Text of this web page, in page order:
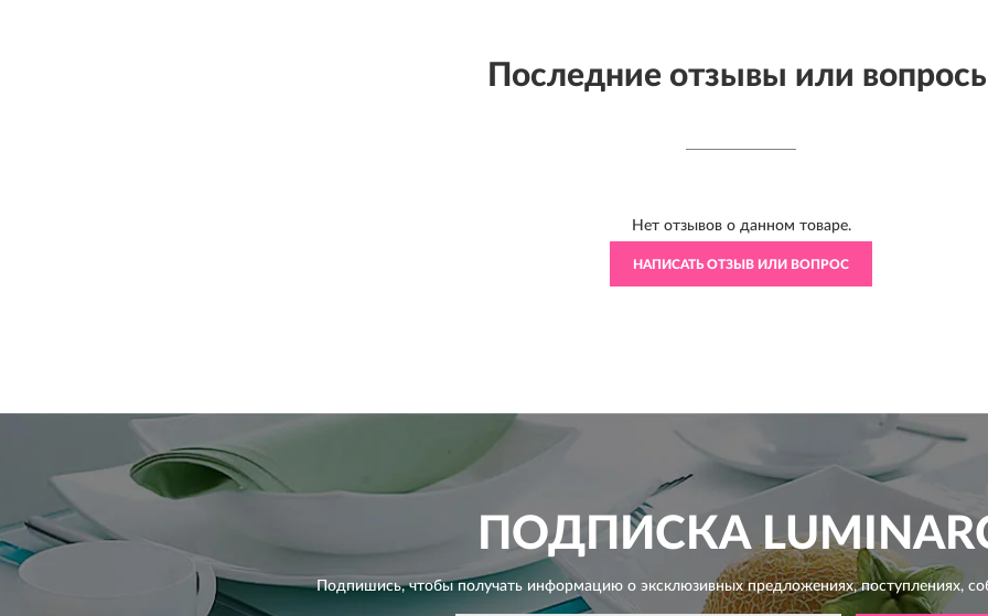
Последние отзывы или
Нет отзывов о данном товаре.
НАПИСАТЬ ОТЗЫВ ИЛИ ВОПРОС
ПОДПИСКА
Подпишись, чтобы получать информацию о эксклюзивных предложениях,поступлениях,